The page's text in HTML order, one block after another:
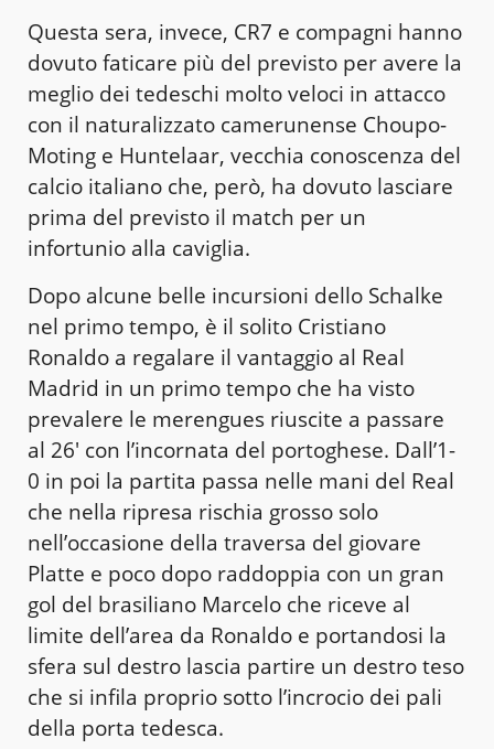
Questa sera, invece, CR7 e compagni hanno
dovuto faticare più del previsto per avere la
meglio dei tedeschi molto veloci in attacco
con il naturalizzato camerunense Choupo-
Moting e Huntelaar, vecchia conoscenza del
calcio italiano che, però, ha dovuto lasciare
prima del previsto il match per un
infortunio alla caviglia.
Dopo alcune belle incursioni dello Schalke
nel primo tempo, è il solito Cristiano
Ronaldo a regalare il vantaggio al Real
Madrid in un primo tempo che ha visto
prevalere le merengues riuscite a passare
al 26′ con l’incornata del portoghese. Dall’1-
0 in poi la partita passa nelle mani del Real
che nella ripresa rischia grosso solo
nell’occasione della traversa del giovare
Platte e poco dopo raddoppia con un gran
gol del brasiliano Marcelo che riceve al
limite dell’area da Ronaldo e portandosi la
sfera sul destro lascia partire un destro teso
che si infila proprio sotto l’incrocio dei pali
della porta tedesca.